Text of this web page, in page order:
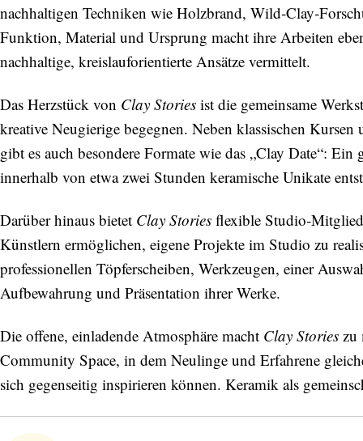
nachhaltigen Techniken wie Holzbrand,
Funktion, Material und Ursprung macht ihre Arbeiten
nachhaltige, kreislauforientierte Ansätze vermittelt.
Das Herzstück von Clay Stories ist die gemeinsame
kreative Neugierige begegnen. Neben klassischen
gibt es auch besondere Formate wie das „Clay Date“:
innerhalb von etwa zwei Stunden keramische Unikate
Darüber hinaus bietet Clay Stories flexible
Künstlern ermöglichen, eigene Projekte im Studio zu
professionellen Töpferscheiben, Werkzeugen, einer
Aufbewahrung und Präsentation ihrer Werke.
Die offene, einladende Atmosphäre macht Clay Stories zu
Community Space, in dem Neulinge und Erfahrene
sich gegenseitig inspirieren können. Keramik als